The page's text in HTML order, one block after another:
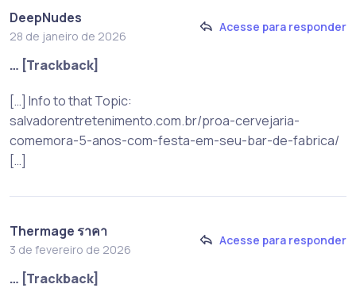
DeepNudes
28 de janeiro de 2026
Acesse para responder
… [Trackback]
[…] Info to that Topic:
salvadorentretenimento.com.br/proa-cervejaria-
comemora-5-anos-com-festa-em-seu-bar-de-fabrica/
[…]
Thermage ราคา
3 de fevereiro de 2026
Acesse para responder
… [Trackback]